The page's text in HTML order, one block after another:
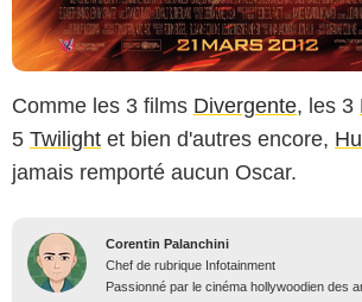
Comme les 3 films Divergente, les 3
5 Twilight et bien d'autres encore,
jamais remporté aucun Oscar.
Corentin Palanchini
Chef de rubrique Infotainment
Passionné par le cinéma hollywoodien des